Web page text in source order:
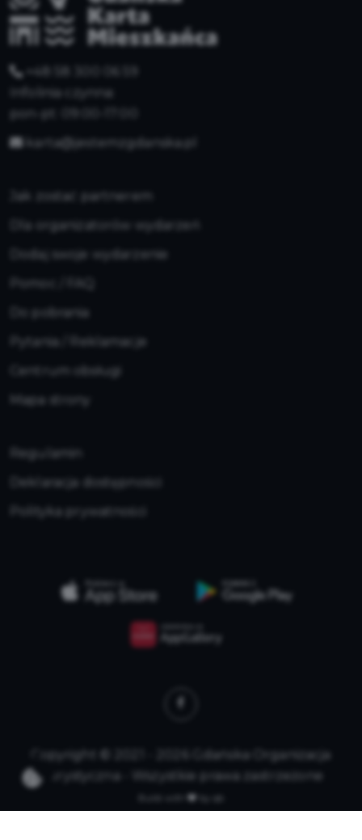
+48 58 300 06 59
Infolinia czynna:
pon-pt: 09:00-17:00
karta@jestemzgdanska.pl
Jak zostać partnerem
Dla organizatorów wydarzeń
Dodaj swoje wydarzenie
Do pobrania
Pytania / Reklamacje
Centrum obsługi
Mapa strony
Regulamin
Deklaracja dostępności
Polityka prywatności
Copyright © 2021 - 2026 Gdańska Organizacja
Turystyczna - Wszystkie prawa zastrzeżone